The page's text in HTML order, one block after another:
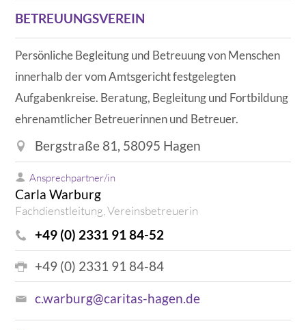
BETREUUNGSVEREIN
Persönliche Begleitung und Betreuung von Menschen
innerhalb der vom Amtsgericht festgelegten
Aufgabenkreise. Beratung, Begleitung und Fortbildung
ehrenamtlicher Betreuerinnen und Betreuer.
Bergstraße 81, 58095 Hagen
Ansprechpartner/in
Carla Warburg
Fachdienstleitung, Vereinsbetreuerin
+49 (0) 2331 91 84-52
+49 (0) 2331 91 84-84
c.warburg@caritas-hagen.de